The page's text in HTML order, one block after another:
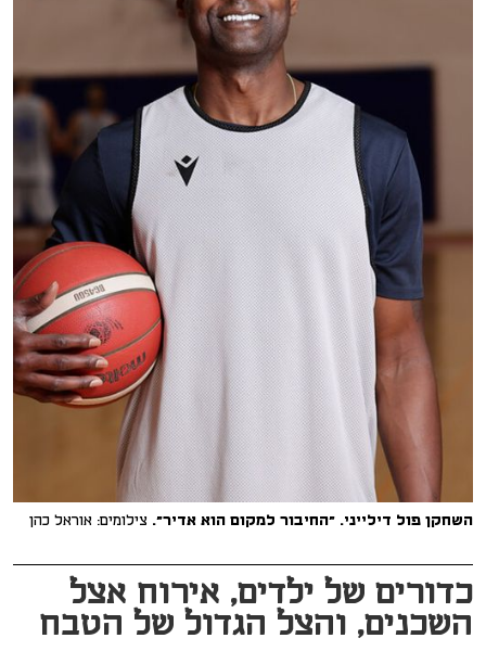
השחקן פול דילייני. "החיבור למקום הוא אדיר". צילומים: אוראל כהן
כדורים של ילדים, אירוח אצל
השכנים, והצל הגדול של הטבח